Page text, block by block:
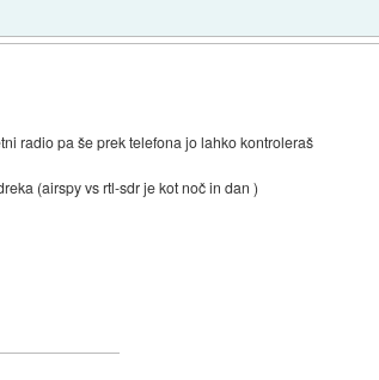
radio pa še prek telefona jo lahko kontroleraš
(airspy vs rtl-sdr je kot noč in dan )